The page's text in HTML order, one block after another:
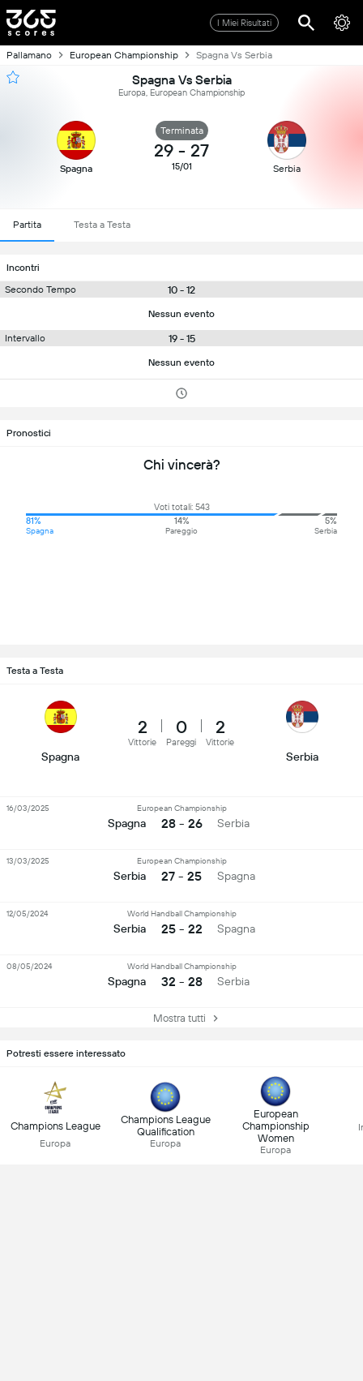
I Miei Risultati
Pallamano European Championship Spagna Vs Serbia
Spagna Vs Serbia
Europa, European Championship
Spagna
Terminata
29 - 27
15/01 Serbia
Partita Testa a Testa
Incontri
Secondo Tempo
10 - 12
Nessun evento
Intervallo 19 - 15
Nessun evento
Pronostici
Chi vincerà?
Voti totali: 543
81%
Spagna
14%
Pareggio
5%
Serbia
Testa a Testa
Spagna
2
Vittorie
0
Pareggi
2
Vittorie
Serbia
Spagna
European Championship
28 - 26 Serbia
16/03/2025
Serbia
European Championship
27 - 25 Spagna
13/03/2025
Serbia
World Handball Championship
25 - 22 Spagna
12/05/2024
Spagna
World Handball Championship
32 - 28 Serbia
08/05/2024
Mostra tutti
Potresti essere interessato
Champions League
Europa
Champions League
Qualification
Europa
European
Championship
Women
Europa